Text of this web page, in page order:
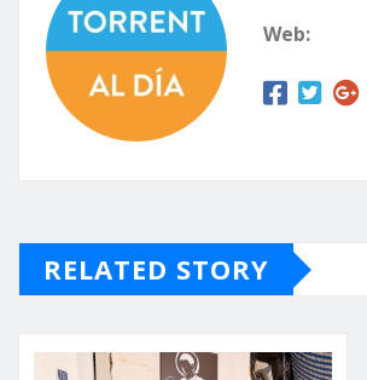
Web:
RELATED STORY